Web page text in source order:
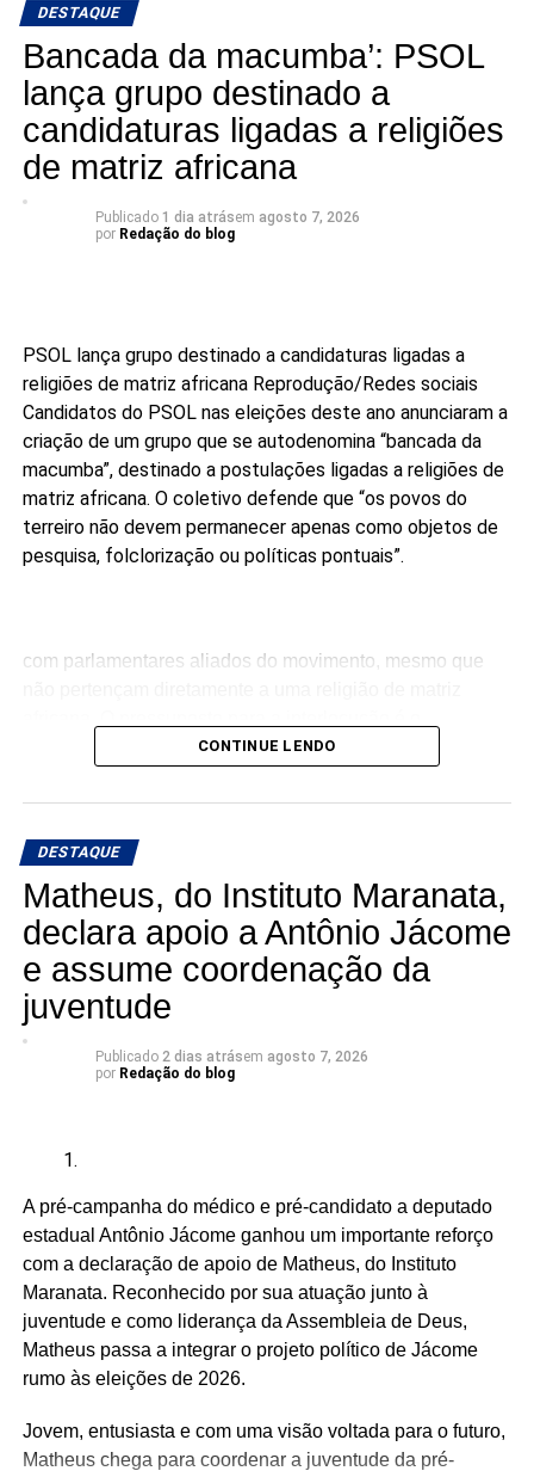
DESTAQUE
Bancada da macumba’: PSOL
lança grupo destinado a
candidaturas ligadas a religiões
de matriz africana
Publicado 1 dia atrásem agosto 7, 2026
por Redação do blog
PSOL lança grupo destinado a candidaturas ligadas a
religiões de matriz africana Reprodução/Redes sociais
Candidatos do PSOL nas eleições deste ano anunciaram a
criação de um grupo que se autodenomina “bancada da
macumba”, destinado a postulações ligadas a religiões de
matriz africana. O coletivo defende que “os povos do
terreiro não devem permanecer apenas como objetos de
pesquisa, folclorização ou políticas pontuais”.
com parlamentares aliados do movimento, mesmo que
compromisso público com a agenda da articulação.
“Ninguém pode falar melhor por nós do que nós mesmos.
ocupando os parlamentos, continuaremos sendo
lembrados apenas em momentos pontuais”, dizem os
candidatos à Câmara.
A articulação reúne seis candidatos à Câmara dos
Deputados:
Wesley Mendes (BA)
Mãe Bernadete de Oxóssi (BA)
Ariane Magalhães (RJ)
combate o racismo religioso. Segundo a sigla, entre seus
filiados, há pessoas que se candidataram em defesa da
CONTINUE LENDO
DESTAQUE
Matheus, do Instituto Maranata,
declara apoio a Antônio Jácome
e assume coordenação da
juventude
Publicado 2 dias atrásem agosto 7, 2026
por Redação do blog
A pré-campanha do médico e pré-candidato a deputado
estadual Antônio Jácome ganhou um importante reforço
com a declaração de apoio de Matheus, do Instituto
Maranata. Reconhecido por sua atuação junto à
juventude e como liderança da Assembleia de Deus,
Matheus passa a integrar o projeto político de Jácome
rumo às eleições de 2026.
Jovem, entusiasta e com uma visão voltada para o futuro,
Matheus chega para coordenar a juventude da pré-